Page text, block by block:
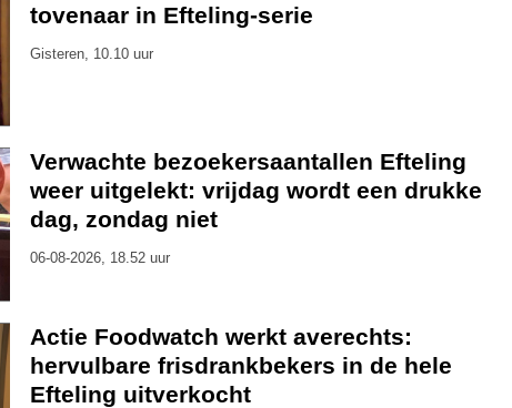
tovenaar in Efteling-serie
Gisteren, 10.10 uur
Verwachte bezoekersaantallen Efteling
weer uitgelekt: vrijdag wordt een drukke
dag, zondag niet
06-08-2026, 18.52 uur
Actie Foodwatch werkt averechts:
hervulbare frisdrankbekers in de hele
Efteling uitverkocht